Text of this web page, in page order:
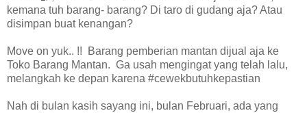
kemana tuh barang- barang? Di taro di gudang aja? Atau
disimpan buat kenangan?
Move on yuk.. !! Barang pemberian mantan dijual aja ke
Toko Barang Mantan. Ga usah mengingat yang telah lalu,
melangkah ke depan karena #cewekbutuhkepastian
Nah di bulan kasih sayang ini, bulan Februari, ada yang